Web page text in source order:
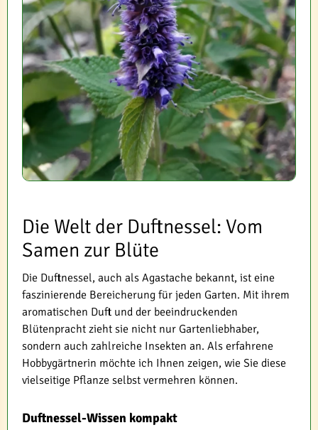
Die Welt der Duftnessel: Vom
Samen zur Blüte
Die Duftnessel, auch als Agastache bekannt, ist eine
faszinierende Bereicherung für jeden Garten. Mit ihrem
aromatischen Duft und der beeindruckenden
Blütenpracht zieht sie nicht nur Gartenliebhaber,
sondern auch zahlreiche Insekten an. Als erfahrene
Hobbygärtnerin möchte ich Ihnen zeigen, wie Sie diese
vielseitige Pflanze selbst vermehren können.
Duftnessel-Wissen kompakt